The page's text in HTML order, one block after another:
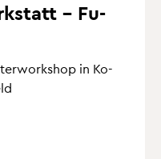
– Fu­
in Ko­